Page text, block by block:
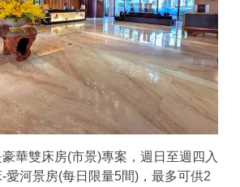
華雙床房(市景)專案，週日至週四入
愛河景房(每日限量5間)，最多可供2